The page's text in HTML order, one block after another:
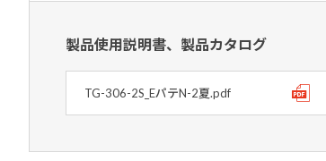
製品使用説明書、製品カタログ
TG-306-2S_EパテN-2夏.pdf